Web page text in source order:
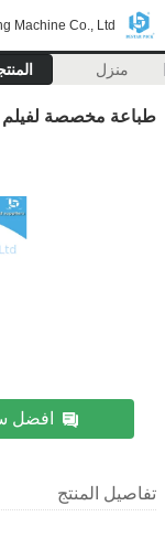
Machine Co., Ltd
منزل
طباعة مخصصة لفيلم
افضل
تفاصيل المنتج